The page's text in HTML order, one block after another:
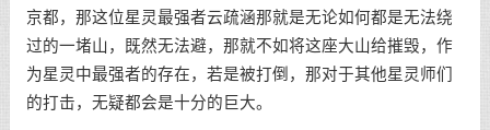
京都，那这位星灵最强者云疏涵那就是无论如何都是无法绕
过的一堵山，既然无法避，那就不如将这座大山给摧毁，作
为星灵中最强者的存在，若是被打倒，那对于其他星灵师们
的打击，无疑都会是十分的巨大。